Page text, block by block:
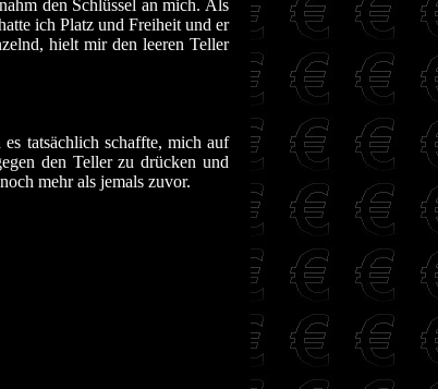
den Schlüssel an mich. Als
ich Platz und Freiheit und er
hielt mir den leeren Teller
tatsächlich schaffte, mich auf
den Teller zu drücken und
mehr als jemals zuvor.